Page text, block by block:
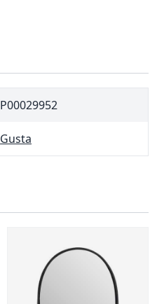
P00029952
Gusta